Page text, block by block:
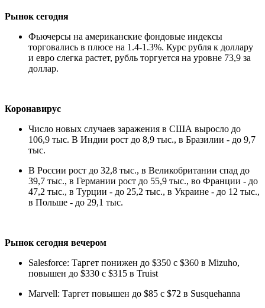
Рынок сегодня
Фьючерсы на американские фондовые индексы
торговались в плюсе на 1.4-1.3%. Курс рубля к доллару
и евро слегка растет, рубль торгуется на уровне 73,9 за
доллар.
Коронавирус
Число новых случаев заражения в США выросло до
106,9 тыс. В Индии рост до 8,9 тыс., в Бразилии - до 9,7
тыс.
В России рост до 32,8 тыс., в Великобритании спад до
39,7 тыс., в Германии рост до 55,9 тыс., во Франции - до
47,2 тыс., в Турции - до 25,2 тыс., в Украине - до 12 тыс.,
в Польше - до 29,1 тыс.
Рынок сегодня вечером
Salesforce: Таргет понижен до $350 с $360 в Mizuho,
повышен до $330 с $315 в Truist
Marvell: Таргет повышен до $85 с $72 в Susquehanna